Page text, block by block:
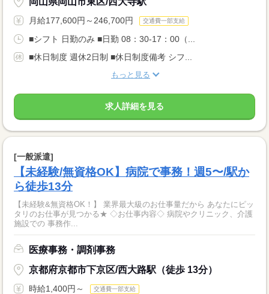
月給177,600円～246,700円 交通費一部支給
■シフト 日勤のみ ■日勤 08：30-17：00（...
■休日制度 週休2日制 ■休日制度備考 シフ...
もっと見る
求人詳細を見る
[一般派遣]
【未経験/無資格OK】病院で事務！週5〜/駅か
ら徒歩13分
【未経験&無資格OK！】 業界最大級のお仕事量だから あなたにピッ
タリのお仕事が見つかる★ ◇お仕事内容◇ 病院やクリニック、介護
施設での 事務作...
医療事務・調剤事務
京都府京都市下京区/西大路駅（徒歩 13分）
時給1,400円～ 交通費一部支給